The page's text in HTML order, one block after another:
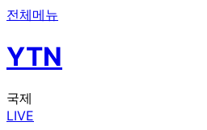
전체메뉴
YTN
국제
LIVE